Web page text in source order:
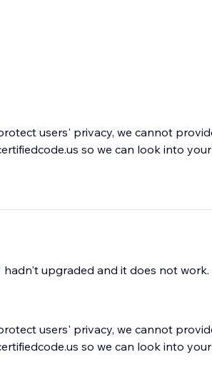
users' privacy, we cannot
so we can look into your
upgraded and it does not work.
users' privacy, we cannot
so we can look into your